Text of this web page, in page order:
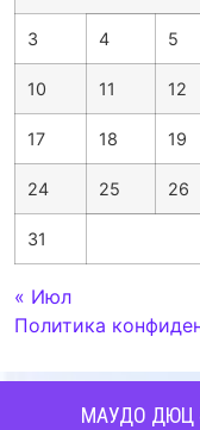
3 4 5
10 11 12
17 18 19
24 25 26
31
« Июл
Политика
МАУДО ДЮЦ